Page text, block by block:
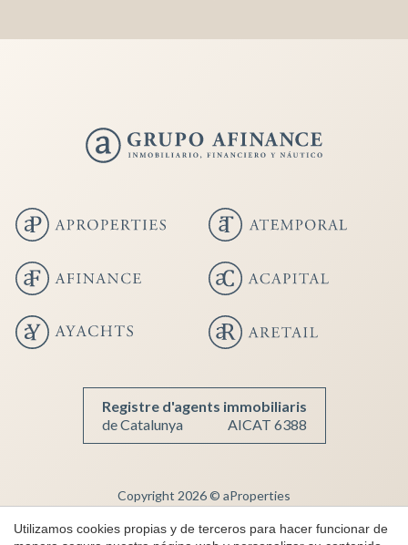
Registre d'agents immobiliaris
de Catalunya
AICAT 6388
Copyright 2026 © aProperties
Inmobiliaria de lujo
Utilizamos cookies propias y de terceros para hacer funcionar de
Guardar configuración Aceptar todas